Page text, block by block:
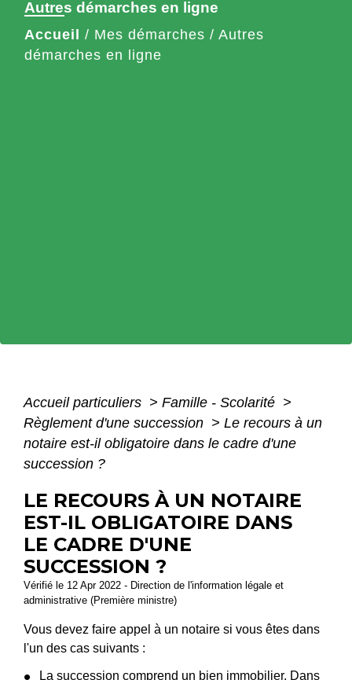
Autres démarches en ligne
Accueil / Mes démarches / Autres
démarches en ligne
Accueil particuliers > Famille - Scolarité >
Règlement d'une succession > Le recours à un
notaire est-il obligatoire dans le cadre d'une
succession ?
LE RECOURS À UN NOTAIRE
EST-IL OBLIGATOIRE DANS
LE CADRE D'UNE
SUCCESSION ?
Vérifié le 12 Apr 2022 - Direction de l'information légale et
administrative (Première ministre)
Vous devez faire appel à un notaire si vous êtes dans
l'un des cas suivants :
La succession comprend un bien immobilier. Dans